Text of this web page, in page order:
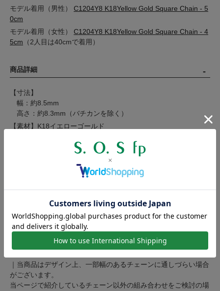
モデル着用（男性） C1204Y8 K18Yellow Gold Square Chain - 5
0cm
モデル着用（女性） C1204Y8 K18Yellow Gold Square Chain - 4
5cm （2人目は40cmで着用）
商品詳細
【寸法】
幅：約8.5mm
高さ：約8.3mm（バチカンを除く）
【素材】K18イエローゴールド
【対象】メンズ / ユニセックス
製作工程の都合上、商品のサイズには若干の個体差が生じます。
表記の寸法に満たない、または寸法を超えるものがございますの
注意事項
｜当商品のお支払い方法はクレジットカード決済、au PAY、Am
azon Pay、楽天ペイ、銀行振込のみとなります。
｜当商品はデザイン上、一部幅のあるチェーンに通しづらい場合
がございます。
当ページで紹介しているチェーン以外の組み合わせをご検討の場